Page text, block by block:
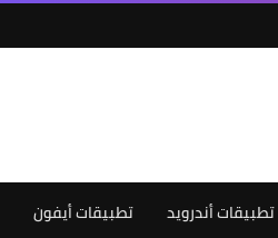
تطبيقات أندرويد تطبيقات أيفون